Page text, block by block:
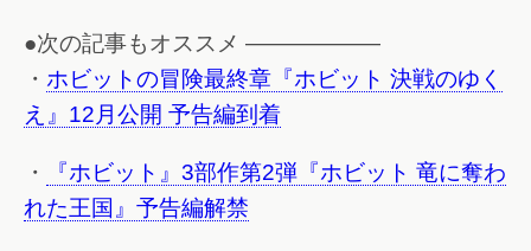
●次の記事もオススメ ——————
・ ホビットの冒険最終章『ホビット 決戦のゆく
え』12月公開 予告編到着
・
『ホビット』3部作第2弾『ホビット 竜に奪わ
れた王国』予告編解禁